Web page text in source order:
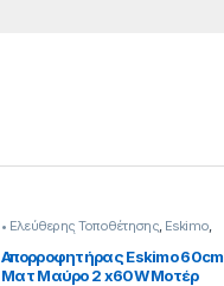
• Ελεύθερης Τοποθέτησης, Eskimo,
Απορροφητήρες
Απορροφητήρας Eskimo 60cm
Ματ Μαύρο 2 x60W Μοτέρ